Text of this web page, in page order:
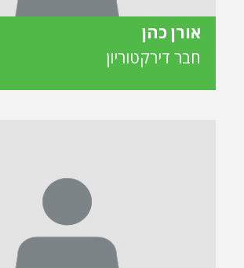
אורן כהן
חבר דירקטוריון